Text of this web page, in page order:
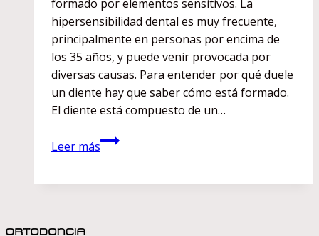
formado por elementos sensitivos. La
hipersensibilidad dental es muy frecuente,
principalmente en personas por encima de
los 35 años, y puede venir provocada por
diversas causas. Para entender por qué duele
un diente hay que saber cómo está formado.
El diente está compuesto de un…
Leer másHipersensibilidad
dental.